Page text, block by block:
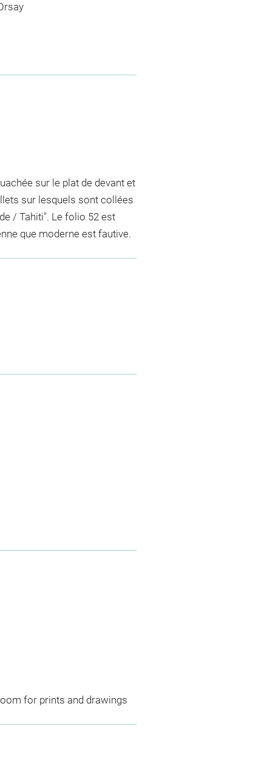
sur le plat de devant et
sur lesquels sont collées
/ Tahiti". Le folio 52 est
que moderne est fautive.
for prints and drawings